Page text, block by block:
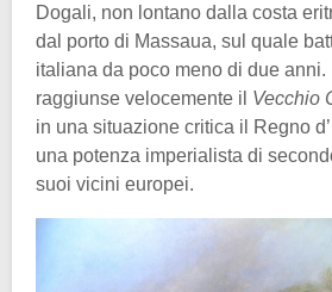
Dogali, non lontano dalla costa
dal porto di Massaua, sul quale
italiana da poco meno di due anni.
raggiunse velocemente il Vecchio
in una situazione critica il Regno
una potenza imperialista di
suoi vicini europei.